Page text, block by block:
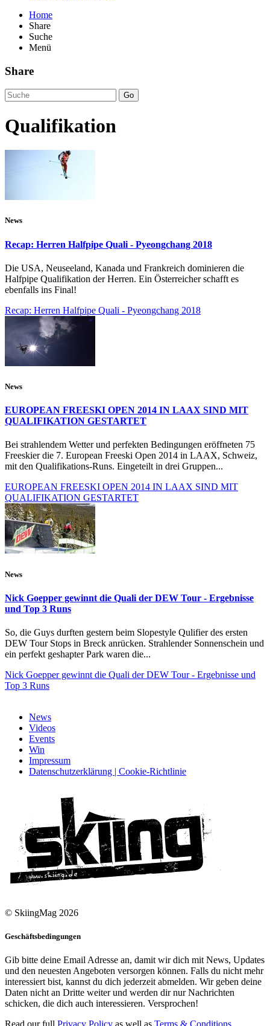
Home
Share
Suche
Menü
Share
Go
Qualifikation
News
Recap: Herren Halfpipe Quali - Pyeongchang 2018
Die USA, Neuseeland, Kanada und Frankreich dominieren die
Halfpipe Qualifikation der Herren. Ein Österreicher schafft es
ebenfalls ins Final!
Recap: Herren Halfpipe Quali - Pyeongchang 2018
News
EUROPEAN FREESKI OPEN 2014 IN LAAX SIND MIT
QUALIFIKATION GESTARTET
Bei strahlendem Wetter und perfekten Bedingungen eröffneten 75
Freeskier die 7. European Freeski Open 2014 in LAAX, Schweiz,
mit den Qualifikations-Runs. Eingeteilt in drei Gruppen...
EUROPEAN FREESKI OPEN 2014 IN LAAX SIND MIT
QUALIFIKATION GESTARTET
News
Nick Goepper gewinnt die Quali der DEW Tour - Ergebnisse
und Top 3 Runs
So, die Guys durften gestern beim Slopestyle Qulifier des ersten
DEW Tour Stops in Breck anrücken. Strahlender Sonnenschein und
ein perfekt geshapter Park waren die...
Nick Goepper gewinnt die Quali der DEW Tour - Ergebnisse und
Top 3 Runs
News
Videos
Events
Win
Impressum
Datenschutzerklärung | Cookie-Richtlinie
© SkiingMag 2026
Geschäftsbedingungen
Gib bitte deine Email Adresse an, damit wir dich mit News, Updates
und den neuesten Angeboten versorgen können. Falls du nicht mehr
interessiert bist, kannst du dich jederzeit abmelden. Wir geben deine
Daten nicht an Dritte weiter und werden dir nur Nachrichten
schicken, die dich auch interessieren. Versprochen!